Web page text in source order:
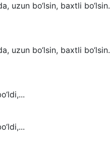
uzun bo‘lsin, baxtli bo‘lsin.
uzun bo‘lsin, baxtli bo‘lsin.